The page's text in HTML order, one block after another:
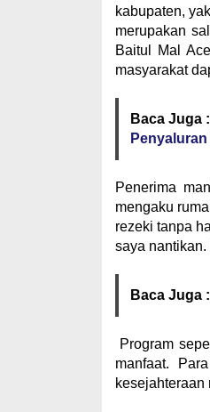
kabupaten,
merupakan
Baitul Mal
masyarakat
Baca Juga :
Penyaluran
Penerima
mengaku
rezeki tanpa
saya nantikan.
Baca Juga :
Program
manfaat.
kesejahteraan